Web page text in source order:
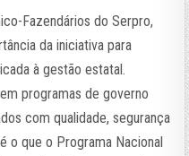
Fazendários do Serpro,
da iniciativa para
à gestão estatal.
programas de governo
com qualidade, segurança
o que o Programa Nacional